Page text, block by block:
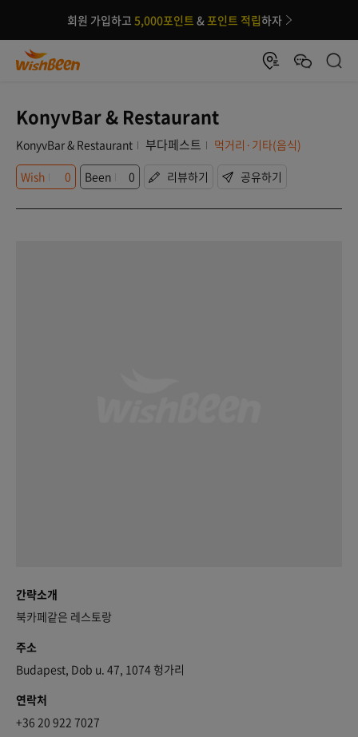
회원 가입하고 5,000포인트 &포인트 적립하자
KonyvBar & Restaurant
KonyvBar & Restaurant 부다페스트
먹거리·기타(음식)
Wish
0 Been 0 리뷰하기 공유하기
간략소개
북카페같은 레스토랑
주소
Budapest, Dob u. 47, 1074 헝가리
연락처
+36 20 922 7027